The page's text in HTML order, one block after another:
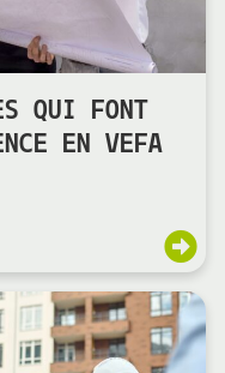
QUI FONT
EN VEFA